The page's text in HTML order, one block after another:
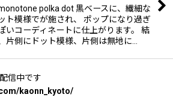
polka dot 黒ベースに、繊細な
ト模様でが施され、 ポップになり過ぎ
いコーディネートに仕上がります。 結
片側にドット模様、片側は無地に…
信中です
kaonn_kyoto/